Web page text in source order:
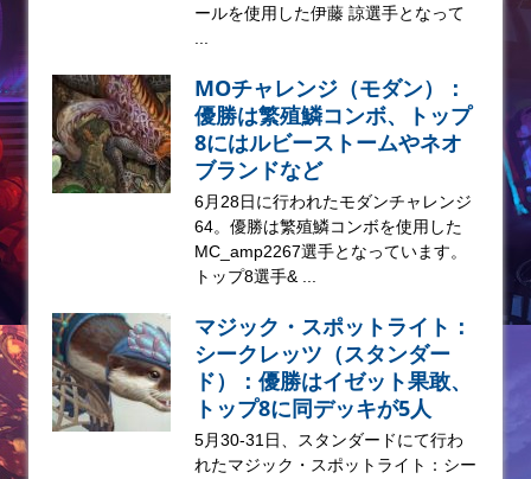
ールを使用した伊藤 諒選手となって
...
MOチャレンジ（モダン）：
優勝は繁殖鱗コンボ、トップ
8にはルビーストームやネオ
ブランドなど
6月28日に行われたモダンチャレンジ
64。優勝は繁殖鱗コンボを使用した
MC_amp2267選手となっています。
トップ8選手& ...
マジック・スポットライト：
シークレッツ（スタンダー
ド）：優勝はイゼット果敢、
トップ8に同デッキが5人
5月30-31日、スタンダードにて行わ
れたマジック・スポットライト：シー